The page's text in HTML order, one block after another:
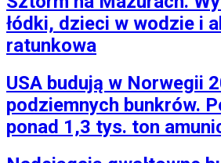
łódki, dzieci w wodzie i
ratunkowa
USA budują w Norwegii
podziemnych bunkrów.
ponad 1,3 tys. ton